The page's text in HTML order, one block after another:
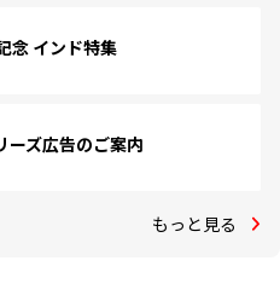
念 インド特集
ーズ広告のご案内
もっと見る